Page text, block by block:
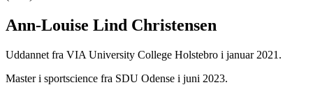
Ann-Louise Lind Christensen
Uddannet fra VIA University College Holstebro i januar 2021.
Master i sportscience fra SDU Odense i juni 2023.